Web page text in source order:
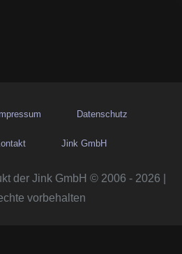
Impressum Datenschutz
Jink GmbH
der Jink GmbH © 2006 - 2026 |
vorbehalten